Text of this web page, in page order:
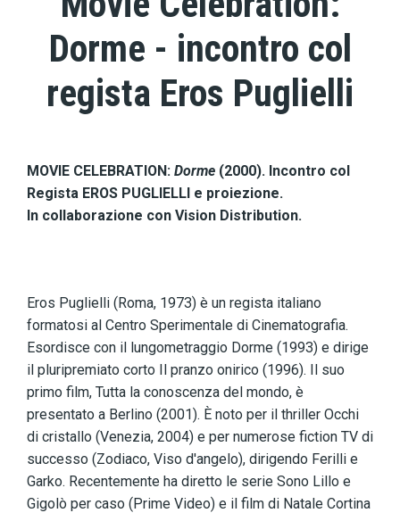
Dorme - incontro col
regista Eros Puglielli
MOVIE CELEBRATION: Dorme (2000). Incontro col
Regista EROS PUGLIELLI e proiezione.
In collaborazione con Vision Distribution.
Eros Puglielli (Roma, 1973) è un regista italiano
formatosi al Centro Sperimentale di Cinematografia.
Esordisce con il lungometraggio Dorme (1993) e dirige
il pluripremiato corto Il pranzo onirico (1996). Il suo
primo film, Tutta la conoscenza del mondo, è
presentato a Berlino (2001). È noto per il thriller Occhi
di cristallo (Venezia, 2004) e per numerose fiction TV di
successo (Zodiaco, Viso d'angelo), dirigendo Ferilli e
Garko. Recentemente ha diretto le serie Sono Lillo e
Gigolò per caso (Prime Video) e il film di Natale Cortina